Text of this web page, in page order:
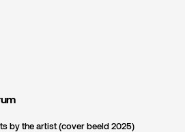
by the artist (cover beeld 2025)